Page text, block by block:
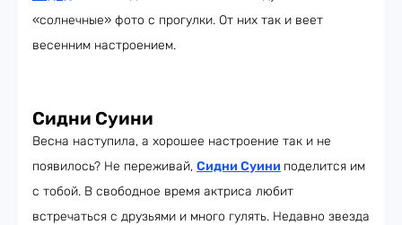
«солнечные» фото с прогулки. От них так и веет
весенним настроением.
Сидни Суини
Весна наступила, а хорошее настроение так и не
появилось? Не переживай, Сидни Суини поделится им
с тобой. В свободное время актриса любит
встречаться с друзьями и много гулять. Недавно звезда